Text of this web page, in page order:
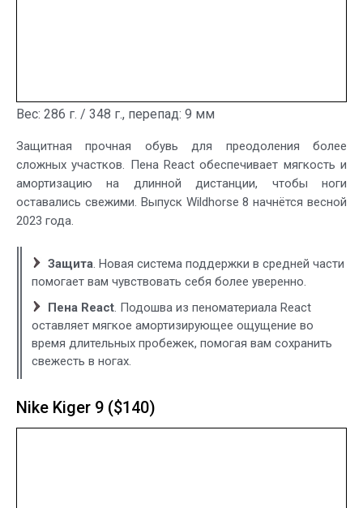
Вес: 286 г. / 348 г., перепад: 9 мм
Защитная прочная обувь для преодоления более
сложных участков. Пена React обеспечивает мягкость и
амортизацию на длинной дистанции, чтобы ноги
оставались свежими. Выпуск Wildhorse 8 начнётся весной
2023 года.
Защита. Новая система поддержки в средней части
помогает вам чувствовать себя более уверенно.
Пена React. Подошва из пеноматериала React
оставляет мягкое амортизирующее ощущение во
время длительных пробежек, помогая вам сохранить
свежесть в ногах.
Nike Kiger 9 ($140)